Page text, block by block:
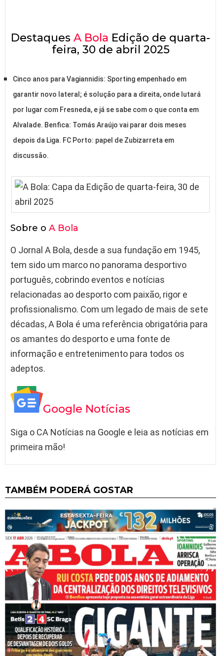
Destaques A Bola Edição de quarta-
feira, 30 de abril 2025
Cinco anos para Vagiannidis: Sporting empenhado em
garantir novo lateral; é solução para a direita, onde lutará
por lugar com Fresneda, e já se sabe com o que conta em
Alvalade. Benfica: Tomás Araújo vai parar dois meses
depois da Liga. FC Porto: papel de Zubizarreta em
discussão.
Sobre o A Bola
O Jornal A Bola, desde a sua fundação em 1945,
tem sido um marco no panorama desportivo
português, cobrindo eventos e notícias
relacionadas ao desporto com paixão, rigor e
profissionalismo. Com um legado de mais de sete
décadas, A Bola é uma referência obrigatória para
os amantes do desporto e uma fonte de
informação e entretenimento para todos os
adeptos.
Google Notícias
Siga o CA Notícias na Google e leia as notícias em
primeira mão!
TAMBÉM PODERÁ GOSTAR